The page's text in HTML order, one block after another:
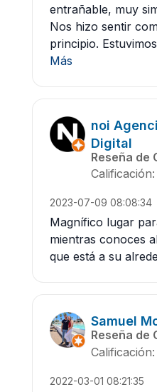
entrañable, muy
Nos hizo sentir
principio.
Más
noi
Digital
Reseña de
Calificación:
2023-07-09 08:08:34
Magnífico lugar
mientras conoces
que está a su
Samuel
Reseña de
Calificación:
2022-03-01 08:21:35